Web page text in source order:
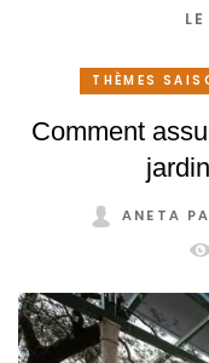
THÈMES
Comment
ANETA